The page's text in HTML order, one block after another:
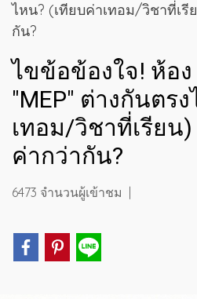
ไหน? (เทียบค่าเทอม/วิชาที่เ
กัน?
ไขข้อข้องใจ! ห้อง
"MEP" ต่างกันตร
เทอม/วิชาที่เรียน
ค่ากว่ากัน?
6473 จำนวนผู้เข้าชม